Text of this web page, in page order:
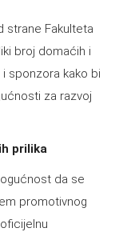
strane Fakulteta
broj domaćih i
sponzora kako bi
za razvoj
prilika
da se
promotivnog